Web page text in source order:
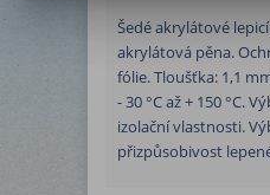
Šedé akrylátové
akrylátová pěna.
fólie. Tloušťka: 1,1
- 30 °C až + 150 °C.
izolační vlastnosti.
přizpůsobivost